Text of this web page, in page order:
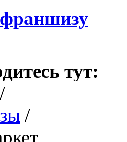
тут:
/
/